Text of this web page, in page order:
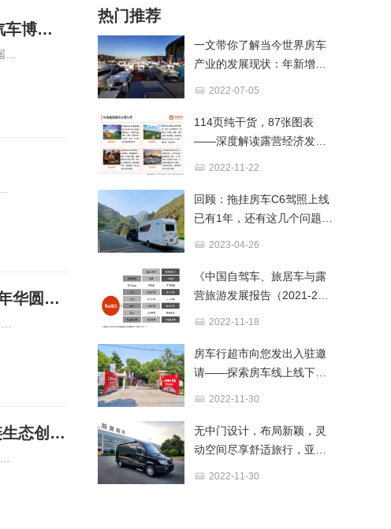
七十年，一场盛会，一种“长春习惯” ——写在第23届长春国际汽车博览会之后
赋能汽博新活力·共建体育汽车城 2026长春汽车拉力赛暨汽车嘉年华圆满落幕
「房车·移动民宿·露营装备」达人畅享营 2026长春露营全产业链生态创享荟第二场活动圆满举行
热门推荐
一文带你了解当今世界房车
产业的发展现状：年新增近
2022-07-05
114页纯干货，87张图表
——深度解读露营经济发展
2022-11-22
回顾：拖挂房车C6驾照上线
已有1年，还有这几个问题千
2023-04-26
《中国自驾车、旅居车与露
营旅游发展报告（2021-202
2022-11-18
房车行超市向您发出入驻邀
请——探索房车线上线下新
2022-11-30
无中门设计，布局新颖，灵
动空间尽享舒适旅行，亚星
2022-11-30